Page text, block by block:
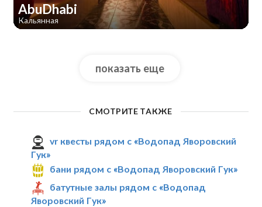
AbuDhabi
Кальянная
показать еще
СМОТРИТЕ ТАКЖЕ
vr квесты рядом с «Водопад Яворовский
Гук»
бани рядом с «Водопад Яворовский Гук»
батутные залы рядом с «Водопад
Яворовский Гук»